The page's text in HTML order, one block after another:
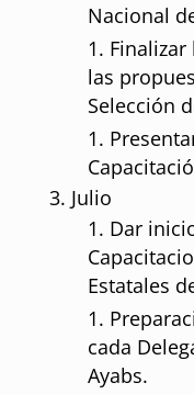
Nacional
las
Selección
Julio
Dar
Estatales
cada
Ayabs.